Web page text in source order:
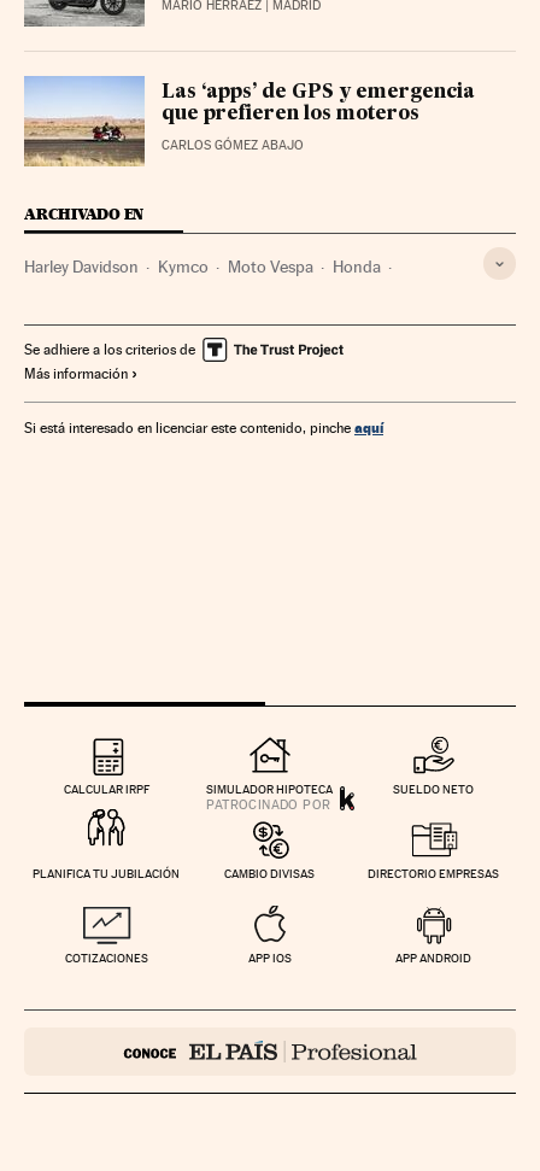
MARIO HERRÁEZ | MADRID
Las ‘apps’ de GPS y emergencia
que prefieren los moteros
CARLOS GÓMEZ ABAJO
ARCHIVADO EN
Harley Davidson Kymco Moto Vespa Honda
Honda Motor Company BMW AG
Fabricantes automóviles Automoción Empresas
Se adhiere a los criterios de
Más información
Si está interesado en licenciar este contenido, pinche aquí
CALCULAR IRPF SIMULADOR HIPOTECA SUELDO NETO
PLANIFICA TU JUBILACIÓN CAMBIO DIVISAS DIRECTORIO EMPRESAS
COTIZACIONES APP IOS APP ANDROID